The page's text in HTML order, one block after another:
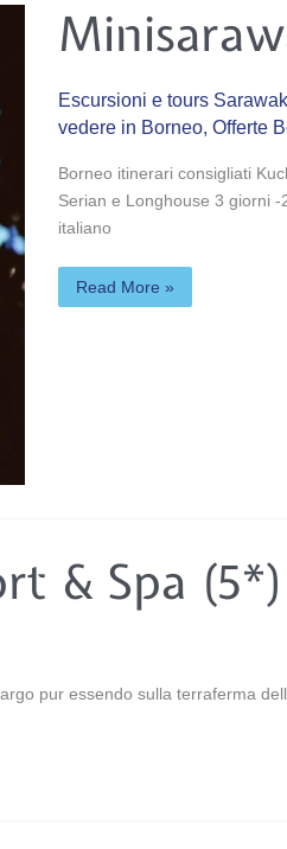
Escursioni e tours Sarawak
vedere in Borneo, Offerte
Borneo itinerari consigliati
Serian e Longhouse 3 giorni
italiano
Read More »
& Spa (5*)
pur essendo sulla terraferma